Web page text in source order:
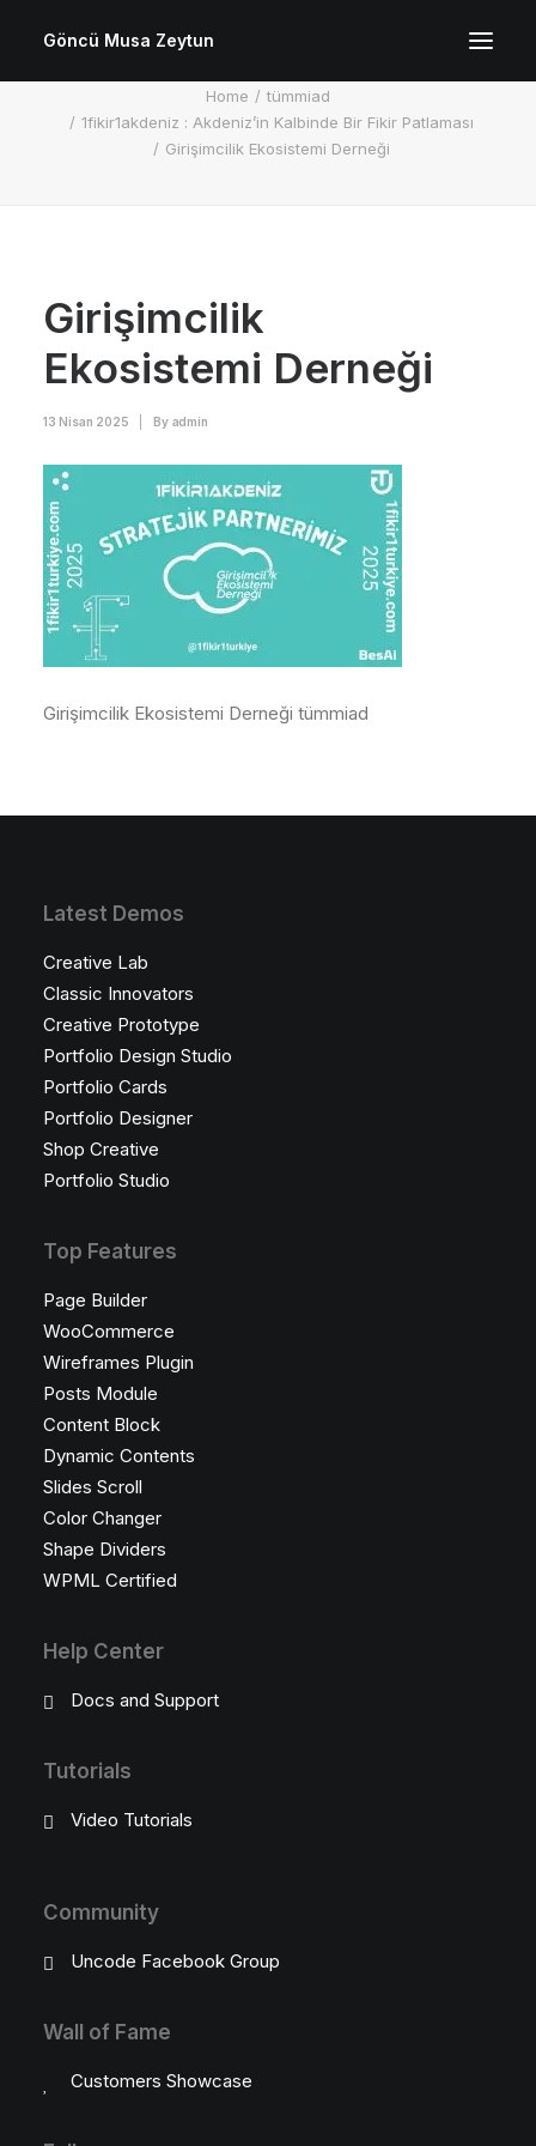
Göncü Musa Zeytun
Home
tümmiad
1fikir1akdeniz : Akdeniz’in Kalbinde Bir Fikir Patlaması
Girişimcilik Ekosistemi Derneği
Girişimcilik
Ekosistemi Derneği
13 Nisan 2025 By admin
Girişimcilik Ekosistemi Derneği tümmiad
Latest Demos
Creative Lab
Classic Innovators
Creative Prototype
Portfolio Design Studio
Portfolio Cards
Portfolio Designer
Shop Creative
Portfolio Studio
Top Features
Page Builder
WooCommerce
Wireframes Plugin
Posts Module
Content Block
Dynamic Contents
Slides Scroll
Color Changer
Shape Dividers
WPML Certified
Help Center
Docs and Support
Tutorials
Video Tutorials
Community
Uncode Facebook Group
Wall of Fame
Customers Showcase